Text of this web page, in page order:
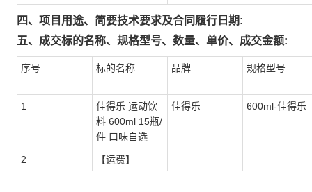
四、项目用途、简要技术要求及合同履行日期:
五、成交标的名称、规格型号、数量、单价、成交金额:
序号 标的名称 品牌 规格型号
1
佳得乐 运动饮
料 600ml 15瓶/
件 口味自选
佳得乐 600ml-佳得乐
2 【运费】